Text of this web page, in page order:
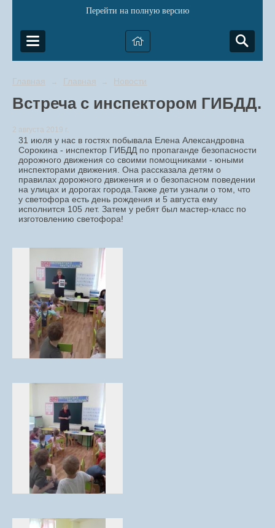
Перейти на полную версию
Главная → Главная → Новости
Встреча с инспектором ГИБДД.
2 августа 2019 г.
31 июля у нас в гостях побывала Елена Александровна
Сорокина - инспектор ГИБДД по пропаганде безопасности
дорожного движения со своими помощниками - юными
инспекторами движения. Она рассказала детям о
правилах дорожного движения и о безопасном поведении
на улицах и дорогах города.Также дети узнали о том, что
у светофора есть день рождения и 5 августа ему
исполнится 105 лет. Затем у ребят был мастер-класс по
изготовлению светофора!